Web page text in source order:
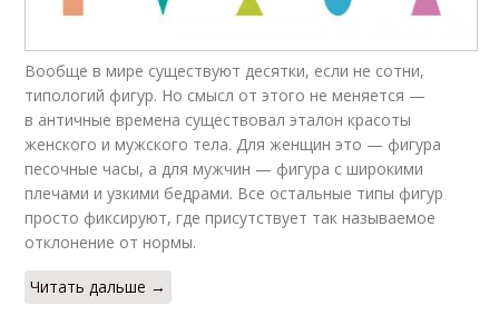
Вообще в мире существуют десятки, если не сотни,
типологий фигур. Но смысл от этого не меняется —
в античные времена существовал эталон красоты
женского и мужского тела. Для женщин это — фигура
песочные часы, а для мужчин — фигура с широкими
плечами и узкими бедрами. Все остальные типы фигур
просто фиксируют, где присутствует так называемое
отклонение от нормы.
Читать дальше →